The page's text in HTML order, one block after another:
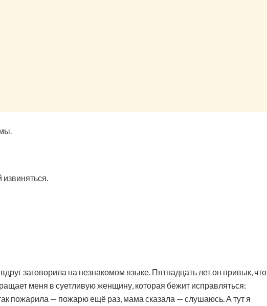
заговорила на незнакомом языке. Пятнадцать лет он привык, что
меня в суетливую женщину, которая бежит исправляться:
пожарила — пожарю ещё раз, мама сказала — слушаюсь. А тут я